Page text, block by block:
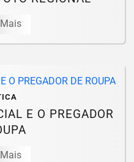
E O PREGADOR